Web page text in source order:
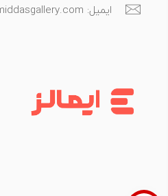
ایمیل: info@middasgallery.com